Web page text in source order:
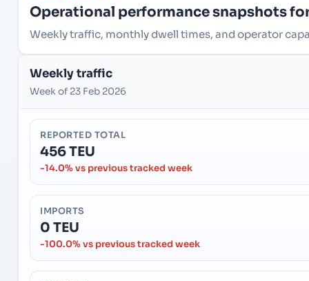
Operational performance snapshots
Weekly traffic, monthly dwell times, and operator
Weekly traffic
Week of 23 Feb 2026
REPORTED TOTAL
456 TEU
-14.0% vs previous tracked week
IMPORTS
0 TEU
-100.0% vs previous tracked week